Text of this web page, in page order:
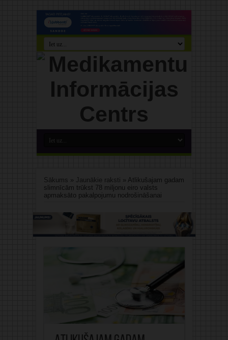
Sākums » Jaunākie raksti » Atlikušajam gadam
slimnīcām trūkst 78 miljonu eiro valsts
apmaksāto pakalpojumu nodrošināšanai